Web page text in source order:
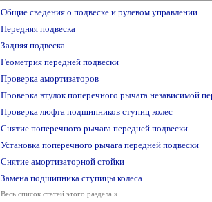
Общие сведения о подвеске и рулевом управлении
Передняя подвеска
Задняя подвеска
Геометрия передней подвески
Проверка амортизаторов
Проверка втулок поперечного рычага независимой
Проверка люфта подшипников ступиц колес
Снятие поперечного рычага передней подвески
Установка поперечного рычага передней подвески
Снятие амортизаторной стойки
Замена подшипника ступицы колеса
Весь список статей этого раздела »